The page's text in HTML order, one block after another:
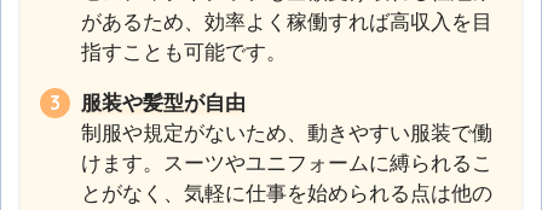
があるため、効率よく稼働すれば高収入を目
指すことも可能です。
服装や髪型が自由
制服や規定がないため、動きやすい服装で働
けます。スーツやユニフォームに縛られるこ
とがなく、気軽に仕事を始められる点は他の